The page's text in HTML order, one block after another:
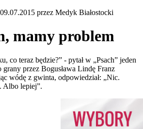
przez Medyk Białostocki
mamy problem
co teraz będzie?” - pytał w „Psach” jeden
grany przez Bogusława Lindę Franz
wódę z gwinta, odpowiedział: „Nic.
Albo lepiej”.